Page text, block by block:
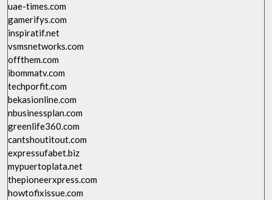
uae-times.com
gamerifys.com
inspiratif.net
vsmsnetworks.com
offthem.com
ibommatv.com
techporfit.com
bekasionline.com
nbusinessplan.com
greenlife360.com
cantshoutitout.com
expressufabet.biz
mypuertoplata.net
thepioneerxpress.com
howtofixissue.com